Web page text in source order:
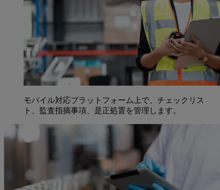
モバイル対応プラットフォーム上で、チェックリス
ト、監査指摘事項、是正処置を管理します。